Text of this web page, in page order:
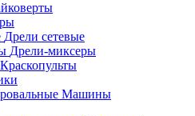
Дрели сетевые
Дрели-миксеры
Краскопульты
Машины